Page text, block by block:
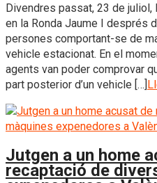
Divendres passat, 23 de
en la Ronda Jaume I després
persones comportant-se de
vehicle estacionat. En el
agents van poder comprovar
part posterior d’un vehicle […]
Jutgen a un home
recaptació de